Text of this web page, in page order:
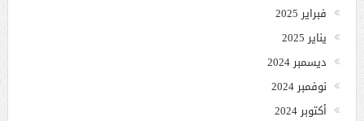
فبراير 2025
يناير 2025
ديسمبر 2024
نوفمبر 2024
أكتوبر 2024